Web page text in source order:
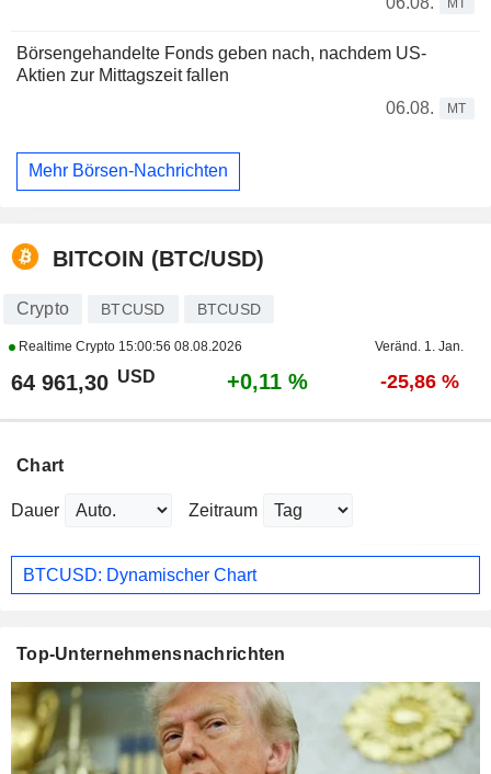
MT
Börsengehandelte Fonds geben nach, nachdem US-
Aktien zur Mittagszeit fallen
06.08.
MT
Mehr Börsen-Nachrichten
BITCOIN (BTC/USD)
Crypto BTCUSD BTCUSD
Realtime Crypto 15:00:56 08.08.2026 Veränd. 1. Jan.
64 961,30 USD +0,11 % -25,86 %
Chart
Dauer Zeitraum
BTCUSD: Dynamischer Chart
Top-Unternehmensnachrichten